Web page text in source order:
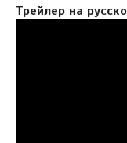
Трейлер на